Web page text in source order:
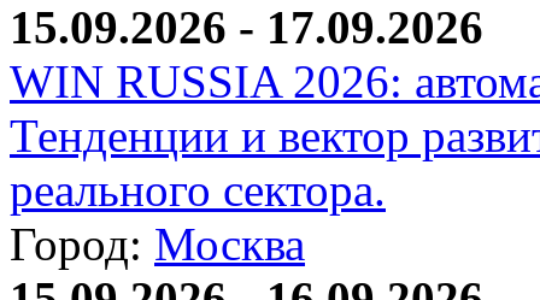
15.09.2026 - 17.09.2026
WIN RUSSIA 2026:
Тенденции и вектор
реального сектора.
Город: Москва